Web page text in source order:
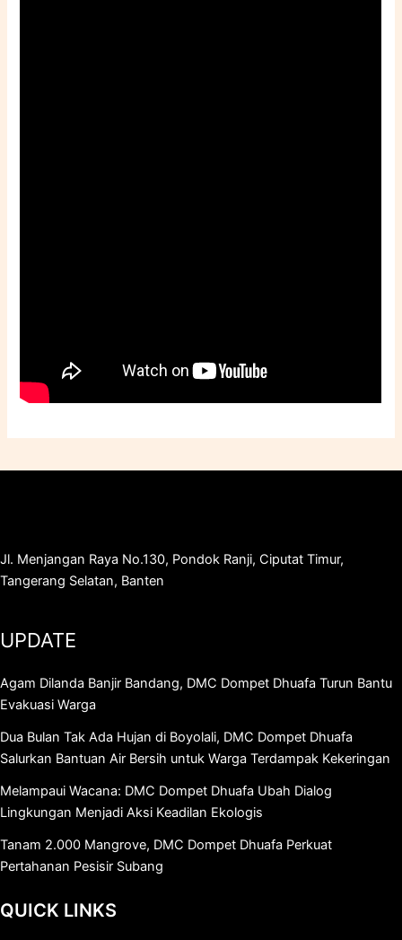
Jl. Menjangan Raya No.130, Pondok Ranji, Ciputat Timur,
Tangerang Selatan, Banten
UPDATE
Agam Dilanda Banjir Bandang, DMC Dompet Dhuafa Turun Bantu
Evakuasi Warga
Dua Bulan Tak Ada Hujan di Boyolali, DMC Dompet Dhuafa
Salurkan Bantuan Air Bersih untuk Warga Terdampak Kekeringan
Melampaui Wacana: DMC Dompet Dhuafa Ubah Dialog
Lingkungan Menjadi Aksi Keadilan Ekologis
Tanam 2.000 Mangrove, DMC Dompet Dhuafa Perkuat
Pertahanan Pesisir Subang
QUICK LINKS